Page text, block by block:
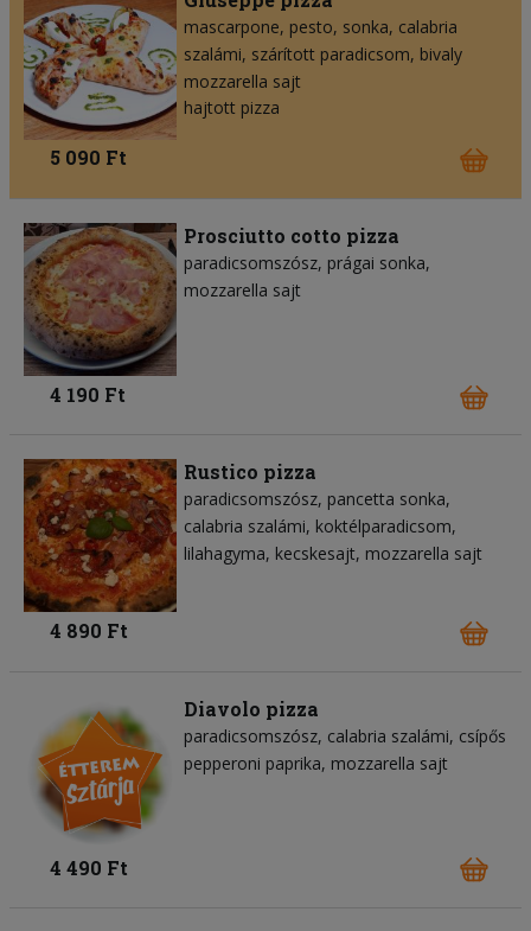
mascarpone pesto sonka calabria
szalámi szárított paradicsom bivaly
mozzarella sajt
hajtott pizza
5 090 Ft
Prosciutto cotto pizza
paradicsomszósz prágai sonka
mozzarella sajt
4 190 Ft
Rustico pizza
paradicsomszósz pancetta sonka
calabria szalámi koktélparadicsom
lilahagyma kecskesajt mozzarella sajt
4 890 Ft
Diavolo pizza
paradicsomszósz calabria szalámi csípős
pepperoni paprika mozzarella sajt
4 490 Ft